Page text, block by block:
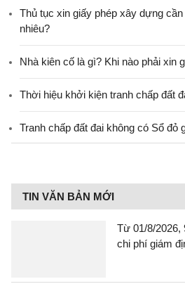
Thủ tục xin giấy phép xây dựng
nhiêu?
Nhà kiên cố là gì? Khi nào phải xin
Thời hiệu khởi kiện tranh chấp đất
Tranh chấp đất đai không có Sổ đỏ
TIN VĂN BẢN MỚI
Từ 01/8/
chi phí giám